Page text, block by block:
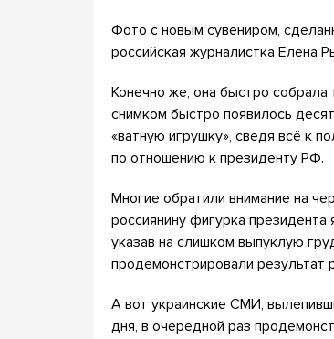
Фото с новым сувениром,
российская журналистка Елена
Конечно же, она быстро собрала
снимком быстро появилось
«ватную игрушку», сведя всё к
по отношению к президенту РФ.
Многие обратили внимание на
россиянину фигурка
указав на слишком выпуклую
продемонстрировали результат
А вот украинские СМИ,
дня, в очередной раз